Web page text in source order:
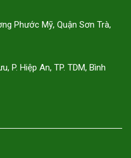
Phước Mỹ, Quận Sơn Trà,
P. Hiệp An, TP. TDM, Bình